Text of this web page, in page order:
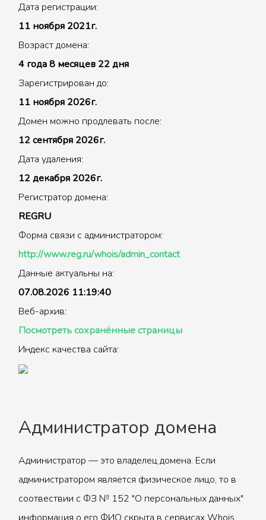
Дата регистрации:
11 ноября 2021г.
Возраст домена:
4 года 8 месяцев 22 дня
Зарегистрирован до:
11 ноября 2026г.
Домен можно продлевать после:
12 сентября 2026г.
Дата удаления:
12 декабря 2026г.
Регистратор домена:
REGRU
Форма связи с администратором:
http://www.reg.ru/whois/admin_contact
Данные актуальны на:
07.08.2026 11:19:40
Веб-архив:
Посмотреть сохранённые страницы
Индекс качества сайта:
Администратор домена
Администратор — это владелец домена. Если
администратором является физическое лицо, то в
соотвествии с ФЗ № 152 "О персональных данных"